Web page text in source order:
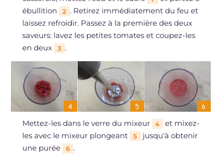
ébullition
2 . Retirez immédiatement du feu et
laissez refroidir. Passez à la première des deux
saveurs: lavez les petites tomates et coupez-les
en deux
3 .
Mettez-les dans le verre du mixeur 4
et mixez-
les avec le mixeur plongeant
5
jusqu'à obtenir
une purée
6 .